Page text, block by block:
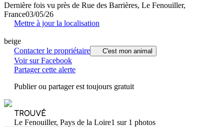
Dernière fois vu près de Rue des Barrières, Le Fenouiller,
France03/05/26
Mettre à jour la localisation
beige
Contacter le propriétaire
C'est mon animal
Voir sur Facebook
Partager cette alerte
Publier ou partager est toujours gratuit
TROUVÉ
Le Fenouiller, Pays de la Loire1 sur 1 photos